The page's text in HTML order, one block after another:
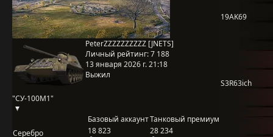
"СУ-100М1"
PeterZZZZZZZZZZ [JNETS]
Личный рейтинг:7 188
13 января 2026 г. 21:18
Выжил
Базовый аккаунтТанковый премиум
Серебро
18 823 28 234
19AK69
S3R63ich